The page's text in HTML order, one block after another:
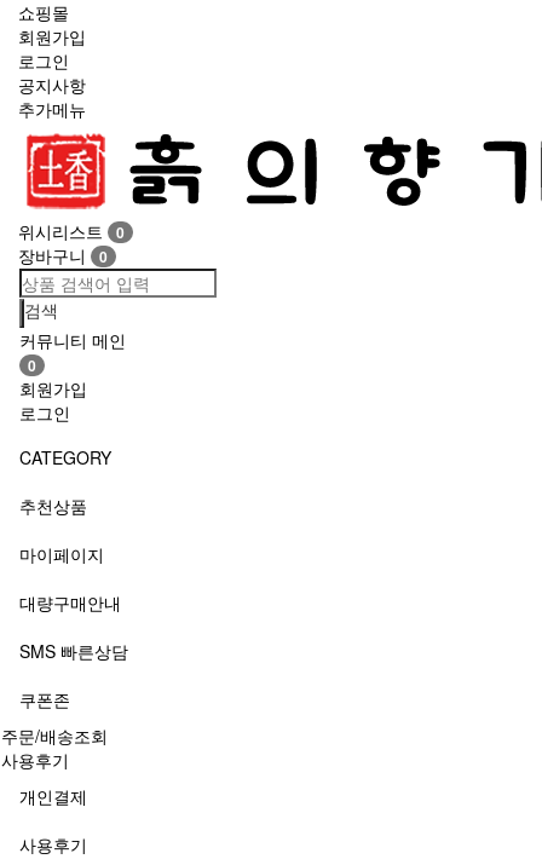
쇼핑몰
회원가입
로그인
공지사항
추가메뉴
Toggle
navigation
위시리스트 0
장바구니 0
검색
커뮤니티 메인
0
회원가입
로그인
CATEGORY
추천상품
마이페이지
대량구매안내
SMS 빠른상담
쿠폰존
주문/배송조회
사용후기
개인결제
사용후기